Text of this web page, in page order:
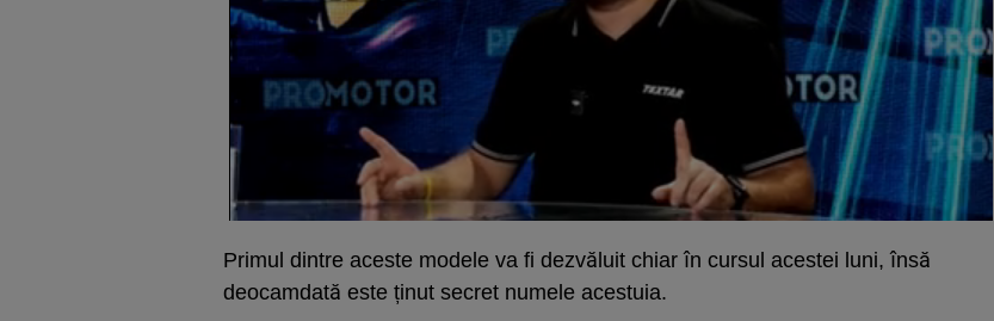
Primul dintre aceste modele va fi dezvăluit chiar în cursul acestei luni, însă
deocamdată este ținut secret numele acestuia.